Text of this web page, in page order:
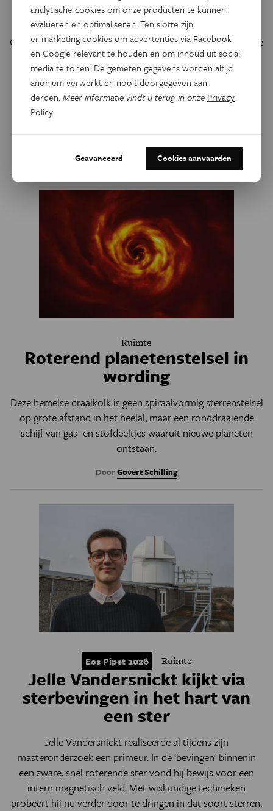
Dubbele grindbak
Op 5 juni maakte de Japanse ruimtesonde Hayabusa 2 deze
foto van de merkwaardige planetoïde Torifune. Het kleine
hemellichaam – van kop tot staart ongeveer 450 meter –
lijkt uit twee delen te bestaan, die door de zwaartekracht
bijeen worden gehouden: een zogehetencontact binary
Het lijken
DoorGovert Schilling
Ruimte
Roterend planetenstelsel in
wording
Deze hemelse draaikolk is geen spiraalvormig sterrenstelsel
op grote afstand in het heelal, maar een ronddraaiende
schijf van gas- en stofdeeltjes waaruit nieuwe planeten
ontstaan.
DoorGovert Schilling
Eos Pipet 2026 Ruimte
Jelle Vandersnickt kijkt via
sterbevingen in het hart van
een ster
Jelle Vandersnickt realiseerde al tijdens zijn
masteronderzoek een primeur. In de ‘bevingen’ binnenin
een zware, snel roterende ster vond hij bewijs voor een
intern magnetisch veld. Met wiskundige technieken
probeert hij nu verder door te dringen in dat soort sterren.
analytische cookies om onze producten te kunnen
evalueren en optimaliseren. Ten slotte zijn
er marketing cookies om advertenties via Facebook
en Google relevant te houden en om inhoud uit social
media te tonen. De gemeten gegevens worden altijd
anoniem verwerkt en nooit doorgegeven aan
derden.Meer informatie vindt u terug in onze Privacy
Policy.
Geavanceerd Cookies aanvaarden